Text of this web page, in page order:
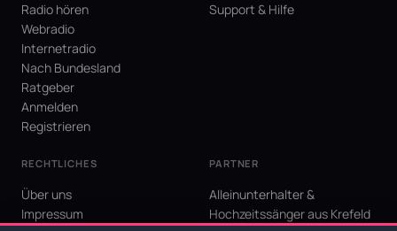
Radio hören
Webradio
Internetradio
Nach Bundesland
Ratgeber
Anmelden
Registrieren
Support & Hilfe
RECHTLICHES
Über uns
Impressum
PARTNER
Alleinunterhalter &
Hochzeitssänger aus Krefeld